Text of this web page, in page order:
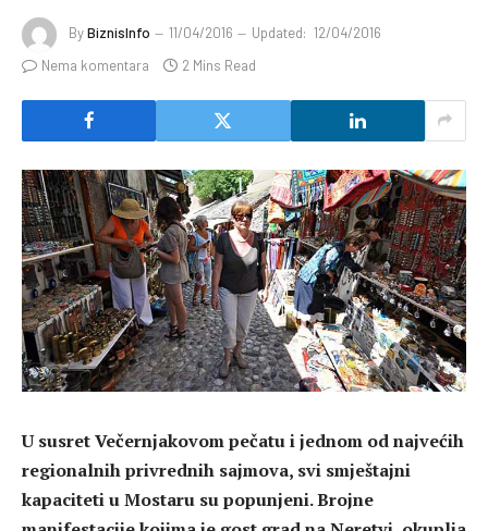
ByBiznisInfo 11/04/2016 Updated: 12/04/2016
Nema komentara
2 Mins Read
U susret Večernjakovom pečatu i jednom od najvećih
regionalnih privrednih sajmova, svi smještajni
kapaciteti u Mostaru su popunjeni. Brojne